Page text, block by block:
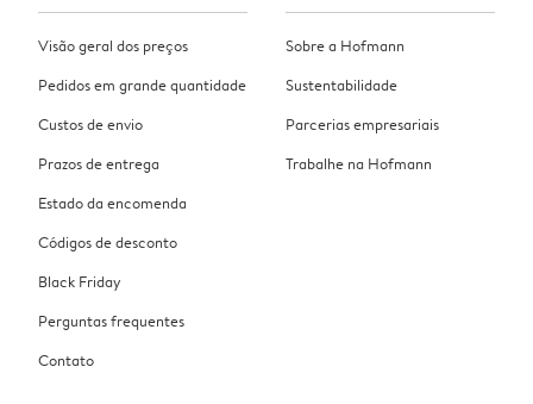
Visão geral dos preços
Pedidos em grande quantidade
Custos de envio
Prazos de entrega
Estado da encomenda
Códigos de desconto
Black Friday
Perguntas frequentes
Contato
Sobre a Hofmann
Sustentabilidade
Parcerias empresariais
Trabalhe na Hofmann